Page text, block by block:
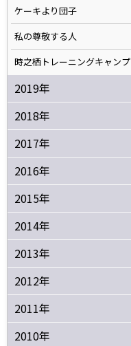
ケーキより団子
私の尊敬する人
時之栖トレーニングキャンプ
2019年
2018年
2017年
2016年
2015年
2014年
2013年
2012年
2011年
2010年